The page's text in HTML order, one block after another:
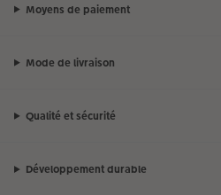
Moyens de paiement
Mode de livraison
Qualité et sécurité
Développement durable